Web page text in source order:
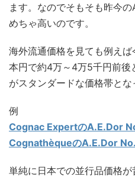
ます。なのでそもそも昨今
めちゃ高いのです。
海外流通価格を見ても例え
本円で約4万～4万5千円前後
がスタンダードな価格帯とな
例
Cognac ExpertのA.E.Dor
CognathèqueのA.E.Dor
単純に日本での並行品価格